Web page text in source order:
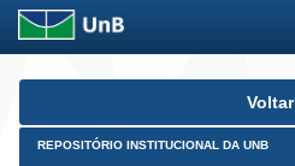
Skip
Voltar
REPOSITÓRIO INSTITUCIONAL DA UNB